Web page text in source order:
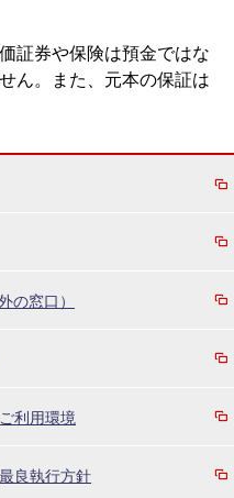
証券や保険は預金ではな
ん。また、元本の保証は
の窓口）
ご利用環境
最良執行方針